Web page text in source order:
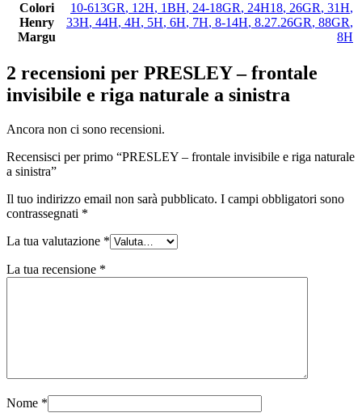
Colori
Henry
Margu
10-613GR, 12H, 1BH, 24-18GR, 24H18, 26GR, 31H,
33H, 44H, 4H, 5H, 6H, 7H, 8-14H, 8.27.26GR, 88GR,
8H
2 recensioni per PRESLEY – frontale
invisibile e riga naturale a sinistra
Ancora non ci sono recensioni.
Recensisci per primo “PRESLEY – frontale invisibile e riga naturale
a sinistra”
Il tuo indirizzo email non sarà pubblicato. I campi obbligatori sono
contrassegnati *
La tua valutazione *
La tua recensione *
Nome *